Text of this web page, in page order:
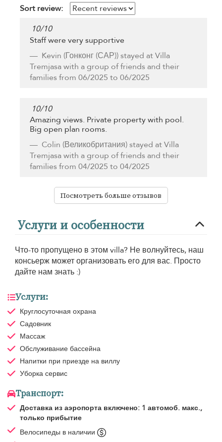
Sort review:
10/10
Staff were very supportive
Kevin (Гонконг (САР)) stayed at Villa
Tremjasa with a group of friends and their
families from 06/2025 to 06/2025
10/10
Amazing views. Private property with pool.
Big open plan rooms.
Colin (Великобритания) stayed at Villa
Tremjasa with a group of friends and their
families from 04/2025 to 04/2025
Посмотреть больше отзывов
Услуги и особенности
Что-то пропущено в этом villa? Не волнуйтесь, наш
консьерж может организовать его для вас. Просто
дайте нам знать :)
Услуги:
Круглосуточная охрана
Садовник
Массаж
Обслуживание бассейна
Напитки при приезде на виллу
Уборка сервис
Транспорт:
Доставка из аэропорта включено: 1 автомоб. макс.,
только прибытие
Велосипеды в наличии